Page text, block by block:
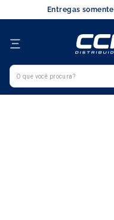
Entregas somente